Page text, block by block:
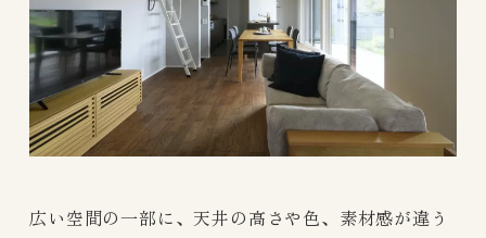
広い空間の一部に、天井の高さや色、素材感が違う